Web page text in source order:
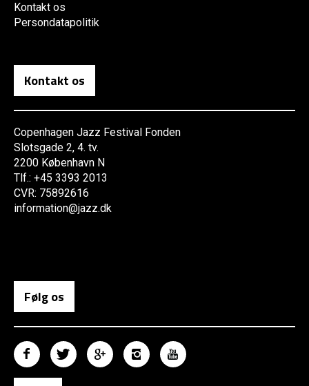
Kontakt os
Persondatapolitik
Kontakt os
Copenhagen Jazz Festival Fonden
Slotsgade 2, 4. tv.
2200 København N
Tlf.: +45 3393 2013
CVR: 75892616
information@jazz.dk
Følg os